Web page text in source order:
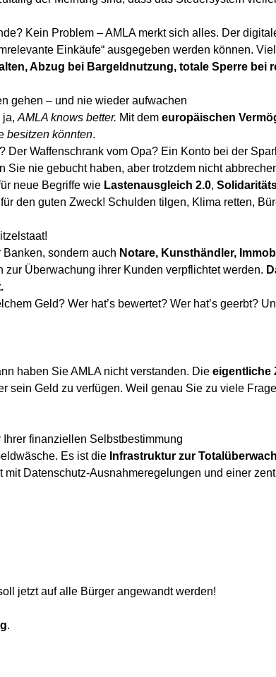
Kein Problem – AMLA merkt sich alles. Der
Einkäufe“ ausgegeben werden können.
Abzug bei Bargeldnutzung, totale Sperre bei
gehen – und nie wieder aufwachen
ja, AMLA knows better. Mit dem europäischen
besitzen könnten.
Der Waffenschrank vom Opa? Ein Konto bei der
Sie nie gebucht haben, aber trotzdem nicht
neue Begriffe wie Lastenausgleich 2.0,
den guten Zweck! Schulden tilgen, Klima retten,
sondern auch Notare, Kunsthändler,
zur Überwachung ihrer Kunden verpflichtet werden.
Geld? Wer hat’s bewertet? Wer hat’s geerbt?
haben Sie AMLA nicht verstanden. Die eigentliche
sein Geld zu verfügen. Weil genau Sie zu viele
finanziellen Selbstbestimmung
Es ist die Infrastruktur zur
mit Datenschutz-Ausnahmeregelungen und einer
jetzt auf alle Bürger angewandt werden!
.